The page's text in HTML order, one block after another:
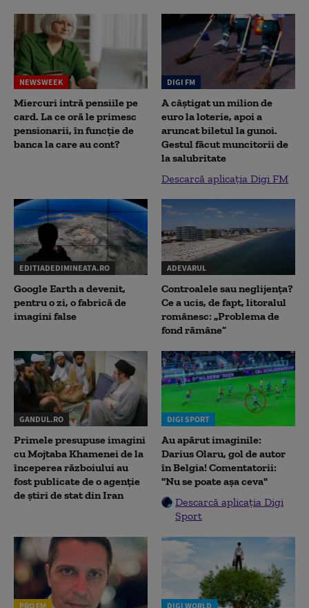
NEWSWEEK
Miercuri intră pensiile pe
card. La ce oră le primesc
pensionarii, în funcție de
banca la care au cont?
DIGI FM
A câștigat un milion de
euro la loterie, apoi a
aruncat biletul la gunoi.
Gestul făcut muncitorii de
la salubritate
Descarcă aplicația Digi FM
EDITIADEDIMINEATA.RO
Google Earth a devenit,
pentru o zi, o fabrică de
imagini false
ADEVARUL
Controalele sau neglijența?
Ce a ucis, de fapt, litoralul
românesc: „Problema de
fond rămâne”
GANDUL.RO
Primele presupuse imagini
cu Mojtaba Khamenei de la
începerea războiului au
fost publicate de o agenție
de știri de stat din Iran
DIGI SPORT
Au apărut imaginile:
Darius Olaru, gol de autor
în Belgia! Comentatorii:
"Nu se poate așa ceva"
Descarcă aplicația Digi
Sport
PRO FM DIGI WORLD